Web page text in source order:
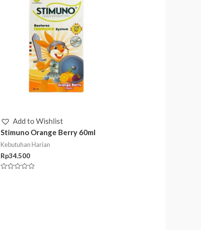
Add to Wishlist
Stimuno Orange Berry 60ml
Kebutuhan Harian
Rp34.500